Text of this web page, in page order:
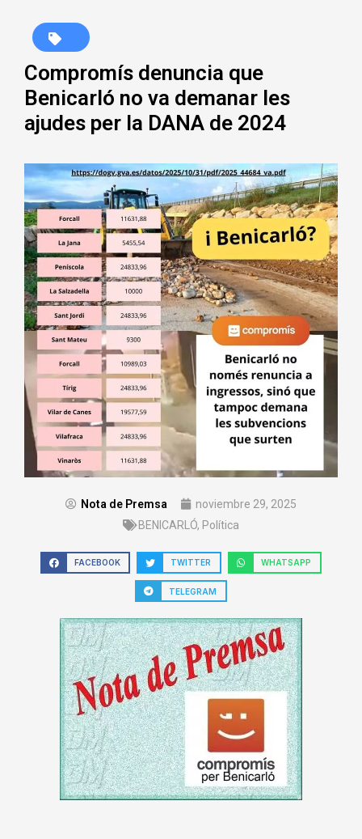
Compromís denuncia que
Benicarló no va demanar les
ajudes per la DANA de 2024
Nota de Premsa
noviembre 29, 2025
BENICARLÓ, Política
FACEBOOK TWITTER WHATSAPP
TELEGRAM